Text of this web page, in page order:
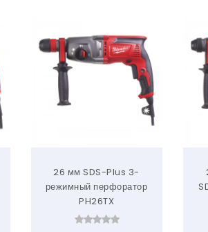
26 мм SDS-Plus 3-
режимный перфоратор
PH26TX